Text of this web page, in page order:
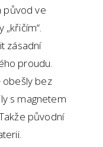
původ ve
zásadní
proudu.
obešly bez
s magnetem
původní